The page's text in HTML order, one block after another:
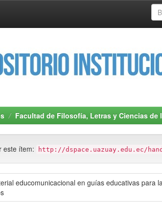
Facultad de Filosofía, Letras y Ciencias de
este ítem: http://dspace.uazuay.edu.ec/
educomunicacional en guías educativas